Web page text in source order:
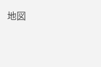
地図